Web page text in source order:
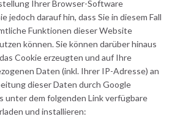
Ihrer Browser-Software
jedoch darauf hin, dass Sie in diesem Fall
Funktionen dieser Website
können. Sie können darüber hinaus
Cookie erzeugten und auf Ihre
Daten (inkl. Ihrer IP-Adresse) an
dieser Daten durch Google
unter dem folgenden Link verfügbare
und installieren: